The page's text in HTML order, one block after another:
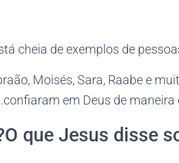
cheia de exemplos de
Moisés, Sara, Raabe e
confiaram em Deus de maneira